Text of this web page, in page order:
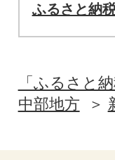
ふるさと納
「ふるさと
中部地方